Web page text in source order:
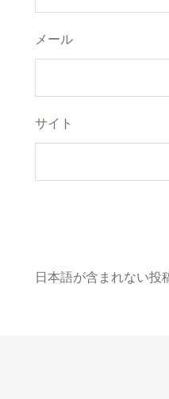
メール
サイト
日本語が含まれない投